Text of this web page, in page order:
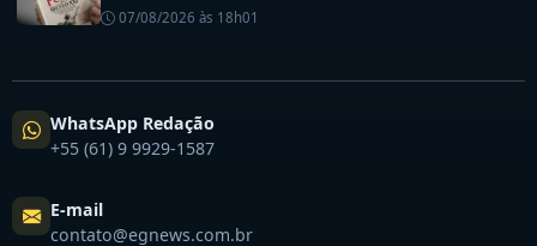
07/08/2026 às 18h01
WhatsApp Redação
+55 (61) 9 9929-1587
E-mail
contato@egnews.com.br